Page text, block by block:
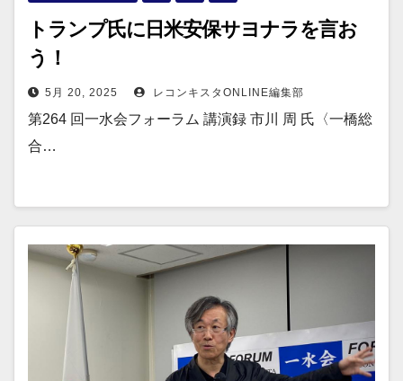
トランプ氏に日米安保サヨナラを言お
う！
5月 20, 2025 レコンキスタONLINE編集部
第264 回一水会フォーラム 講演録 市川 周 氏〈一橋総
合…